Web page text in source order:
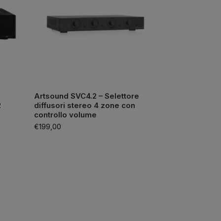
Artsound SVC4.2 – Selettore
diffusori stereo 4 zone con
controllo volume
€199,00